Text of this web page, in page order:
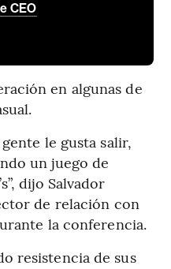
CEO
en algunas de
le gusta salir,
un juego de
dijo Salvador
de relación con
la conferencia.
resistencia de sus